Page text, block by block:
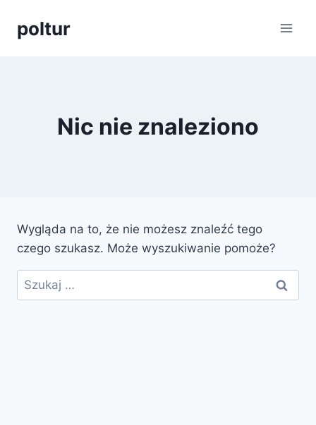
poltur
Nic nie znaleziono
Wygląda na to, że nie możesz znaleźć tego
czego szukasz. Może wyszukiwanie pomoże?
Szukaj: